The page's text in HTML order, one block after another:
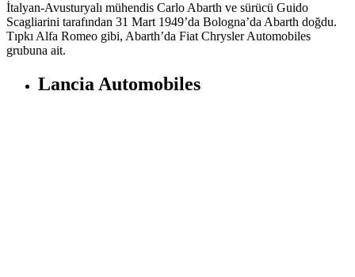
İtalyan-Avusturyalı mühendis Carlo Abarth ve sürücü Guido
Scagliarini tarafından 31 Mart 1949’da Bologna’da Abarth doğdu.
Tıpkı Alfa Romeo gibi, Abarth’da Fiat Chrysler Automobiles
grubuna ait.
Lancia Automobiles